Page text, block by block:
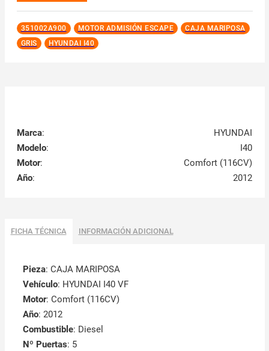
351002A900 MOTOR ADMISIÓN ESCAPE
CAJA MARIPOSA
GRIS
HYUNDAI I40
Marca:
HYUNDAI
Modelo:
I40
Motor:
Comfort (116CV)
Año: 2012
FICHA TÉCNICA INFORMACIÓN ADICIONAL
Pieza: CAJA MARIPOSA
Vehículo: HYUNDAI I40 VF
Motor: Comfort (116CV)
Año: 2012
Combustible: Diesel
Nº Puertas: 5